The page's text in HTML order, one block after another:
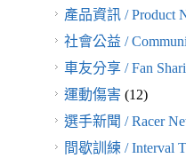
產品資訊 / Product
社會公益 /
車友分享 / Fan
運動傷害(12)
選手新聞 / Racer
間歇訓練 / Interval